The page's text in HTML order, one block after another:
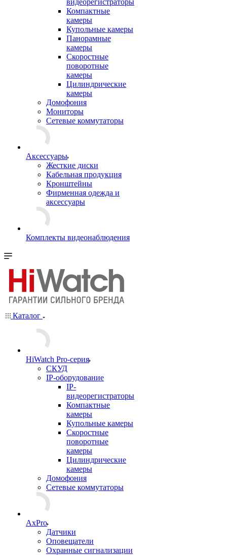
видеорегистраторы
Компактные
камеры
Купольные камеры
Панорамные
камеры
Скоростные
поворотные
камеры
Цилиндрические
камеры
Домофония
Мониторы
Сетевые коммутаторы
Аксессуары
Жесткие диски
Кабельная продукция
Кронштейны
Фирменная одежда и
аксессуары
Комплекты видеонаблюдения
Каталог
HiWatch Pro-серия
CКУД
IP-оборудование
IP-
видеорегистраторы
Компактные
камеры
Купольные камеры
Скоростные
поворотные
камеры
Цилиндрические
камеры
Домофония
Сетевые коммутаторы
AxPro
Датчики
Оповещатели
Охранные сигнализации